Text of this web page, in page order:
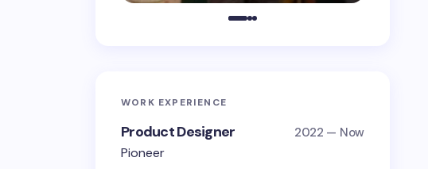
WORK EXPERIENCE
Product Designer 2022 — Now
Pioneer